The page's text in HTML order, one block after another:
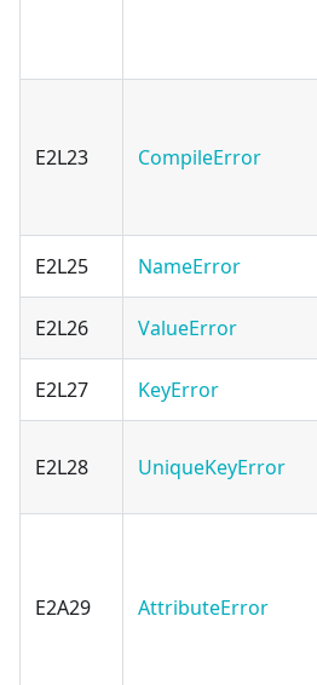
E2L23 CompileError
E2L25 NameError
E2L26 ValueError
E2L27 KeyError
E2L28 UniqueKeyError
E2A29 AttributeError